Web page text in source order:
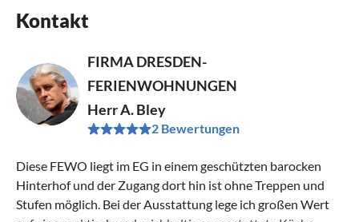
Kontakt
FIRMA DRESDEN-
FERIENWOHNUNGEN
Herr A. Bley
2 Bewertungen
Diese FEWO liegt im EG in einem geschützten barocken
Hinterhof und der Zugang dort hin ist ohne Treppen und
Stufen möglich. Bei der Ausstattung lege ich großen Wert